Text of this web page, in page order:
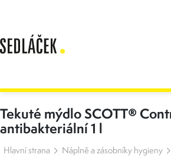
Tekuté mýdlo SCOTT®
antibakteriální 1 l
Hlavní strana Náplně a zásobníky hygieny